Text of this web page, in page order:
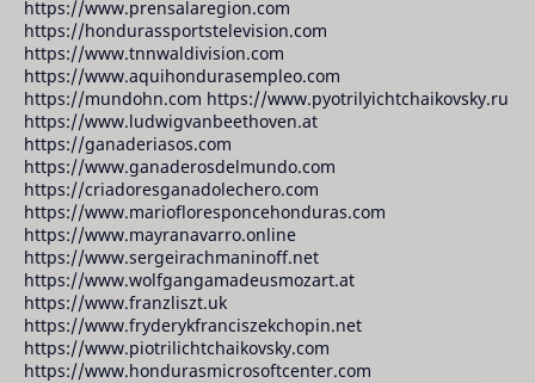
https://www.prensalaregion.com
https://hondurassportstelevision.com
https://www.tnnwaldivision.com
https://www.aquihondurasempleo.com
https://mundohn.com https://www.pyotrilyichtchaikovsky.ru
https://www.ludwigvanbeethoven.at
https://ganaderiasos.com
https://www.ganaderosdelmundo.com
https://criadoresganadolechero.com
https://www.mariofloresponcehonduras.com
https://www.mayranavarro.online
https://www.sergeirachmaninoff.net
https://www.wolfgangamadeusmozart.at
https://www.franzliszt.uk
https://www.fryderykfranciszekchopin.net
https://www.piotrilichtchaikovsky.com
https://www.hondurasmicrosoftcenter.com